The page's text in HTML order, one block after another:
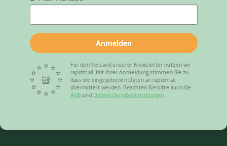
Anmelden
Für den Versand unserer Newsletter nutzen wir
rapidmail. Mit Ihrer Anmeldung stimmen Sie zu,
dass die eingegebenen Daten an rapidmail
übermittelt werden. Beachten Sie bitte auch die
AGB und Datenschutzbestimmungen.